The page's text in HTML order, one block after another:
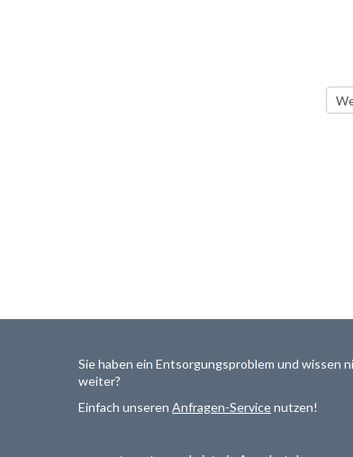
Sie haben ein Entsorgungsproblem und wissen
weiter?
Einfach unseren Anfragen-Servicenutzen!